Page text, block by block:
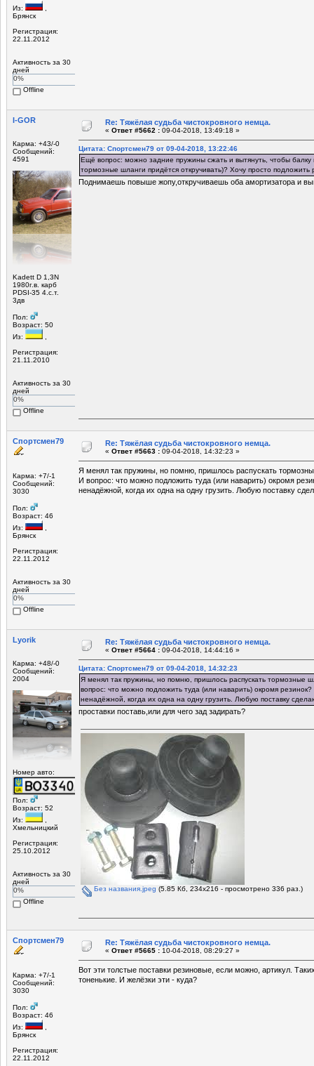
Из:
Брянск
Регистрация:
22.11.2012
Активность за 30
дней
0%
Offline
I-GOR
Карма: +43/-0
Сообщений:
4591
Kadett D 1,3N
1980г.в. карб
PDSI-35 4.с.т.
3дв
Пол:
Возраст: 50
Из:
Регистрация:
21.11.2010
Активность за 30
дней
0%
Offline
Re: Тяжёлая судьба чистокровного немца.
« Ответ #5662 : 09-04-2018, 13:49:18 »
Цитата: Спортсмен79 от 09-04-2018, 13:22:46
Ещё вопрос: можно задние пружины сжать и вытянуть, чтобы балку
тормозные шланги придётся откручивать)? Хочу просто подложить
Поднимаешь повыше жопу,откручиваешь оба амортизатора и
Спортсмен79
Карма: +7/-1
Сообщений:
3030
Пол:
Возраст: 46
Из:
Брянск
Регистрация:
22.11.2012
Активность за 30
дней
0%
Offline
Re: Тяжёлая судьба чистокровного немца.
« Ответ #5663 : 09-04-2018, 14:32:23 »
Я менял так пружины, но помню, пришлось распускать
И вопрос: что можно подложить туда (или наварить) окромя
ненадёжной, когда их одна на одну грузить. Любую поставку
Lyorik
Карма: +48/-0
Сообщений:
2004
Номер авто:
Пол:
Возраст: 52
Из:
,
Хмельницкий
Регистрация:
25.10.2012
Активность за 30
дней
0%
Offline
Re: Тяжёлая судьба чистокровного немца.
« Ответ #5664 : 09-04-2018, 14:44:16 »
Цитата: Спортсмен79 от 09-04-2018, 14:32:23
Я менял так пружины, но помню, пришлось распускать тормозные
вопрос: что можно подложить туда (или наварить) окромя резинок?
ненадёжной, когда их одна на одну грузить. Любую поставку
проставки поставь,или для чего зад задирать?
Без названия.jpeg (5.85 Кб, 234x216 - просмотрено 336 раз.)
Спортсмен79
Карма: +7/-1
Сообщений:
3030
Пол:
Возраст: 46
Из:
Брянск
Регистрация:
22.11.2012
Re: Тяжёлая судьба чистокровного немца.
« Ответ #5665 : 10-04-2018, 08:29:27 »
Вот эти толстые поставки резиновые, если можно, артикул.
тоненькие. И желёзки эти - куда?